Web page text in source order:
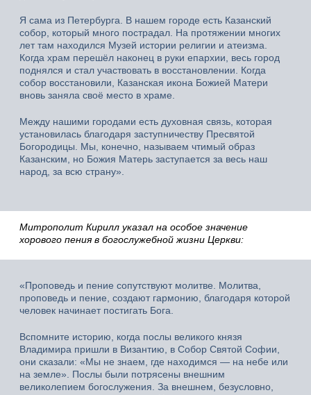
Я сама из Петербурга. В нашем городе есть Казанский
собор, который много пострадал. На протяжении многих
лет там находился Музей истории религии и атеизма.
Когда храм перешёл наконец в руки епархии, весь город
поднялся и стал участвовать в восстановлении. Когда
собор восстановили, Казанская икона Божией Матери
вновь заняла своё место в храме.
Между нашими городами есть духовная связь, которая
установилась благодаря заступничеству Пресвятой
Богородицы. Мы, конечно, называем чтимый образ
Казанским, но Божия Матерь заступается за весь наш
народ, за всю страну».
Митрополит Кирилл указал на особое значение
хорового пения в богослужебной жизни Церкви:
«Проповедь и пение сопутствуют молитве. Молитва,
проповедь и пение, создают гармонию, благодаря которой
человек начинает постигать Бога.
Вспомните историю, когда послы великого князя
Владимира пришли в Византию, в Собор Святой Софии,
они сказали: «Мы не знаем, где находимся — на небе или
на земле». Послы были потрясены внешним
великолепием богослужения. За внешнем, безусловно,